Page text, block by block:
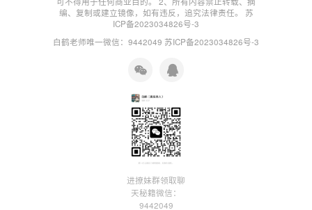
编、复制或建立镜像，如有违反，追究法律责任。 苏
ICP备2023034826号-3
白鹤老师唯一微信：9442049 苏ICP备2023034826号-3
进撩妹群领取聊
天秘籍微信：
9442049